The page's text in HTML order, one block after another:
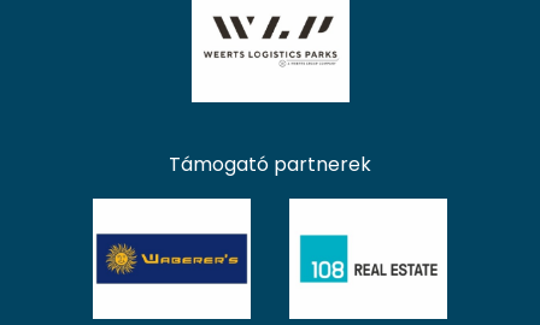
Támogató partnerek